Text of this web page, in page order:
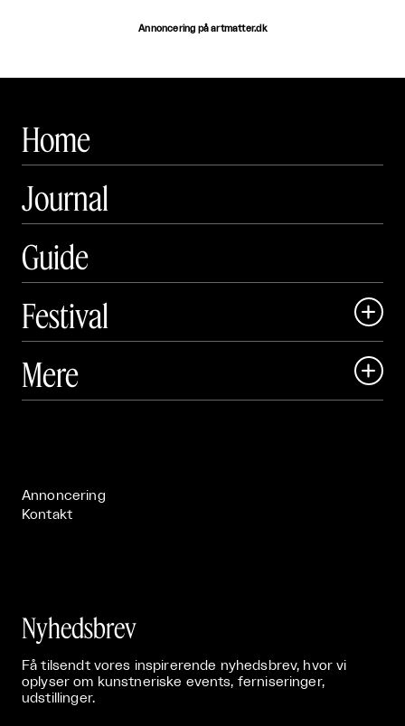
Annoncering på artmatter.dk
Home
Journal
Guide
Festival

 Art Matter Festival
Mere 
Annoncering
Kontakt
Nyhedsbrev
Få tilsendt vores inspirerende nyhedsbrev, hvor vi
oplyser om kunstneriske events, ferniseringer,
udstillinger.